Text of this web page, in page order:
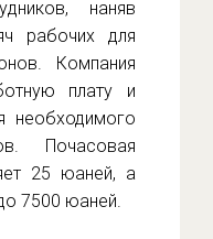
наняв
рабочих для
Компания
плату и
необходимого
Почасовая
25 юаней, а
7500 юаней.